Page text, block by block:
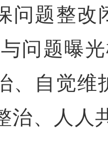
问题整改
问题曝
、自觉维
治、人人